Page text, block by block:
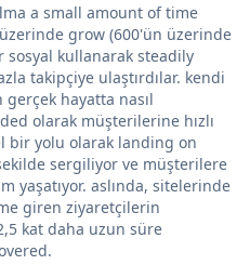
a small amount of time
grow (600'ün üzerinde
sosyal kullanarak steadily
takipçiye ulaştırdılar. kendi
hayatta nasıl
olarak müşterilerine hızlı
bir yolu olarak landing on
sergiliyor ve müşterilere
yaşatıyor. aslında, sitelerinde
giren ziyaretçilerin
kat daha uzun süre